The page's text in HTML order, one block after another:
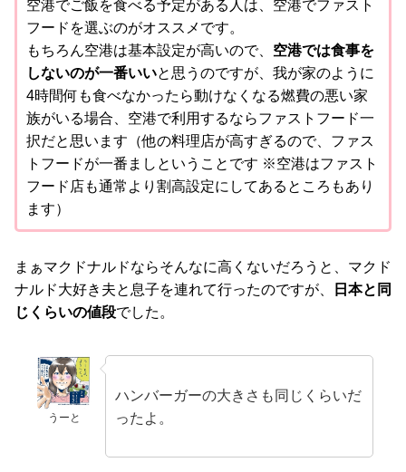
空港でご飯を食べる予定がある人は、空港でファスト
フードを選ぶのがオススメです。
もちろん空港は基本設定が高いので、 空港では食事を
しないのが一番いいと思うのですが、我が家のように
4時間何も食べなかったら動けなくなる燃費の悪い家
族がいる場合、空港で利用するならファストフード一
択だと思います（他の料理店が高すぎるので、ファス
トフードが一番ましということです ※空港はファスト
フード店も通常より割高設定にしてあるところもあり
ます）
まぁマクドナルドならそんなに高くないだろうと、マクド
ナルド大好き夫と息子を連れて行ったのですが、
日本と同
じくらいの値段でした。
うーと
ハンバーガーの大きさも同じくらいだ
ったよ。